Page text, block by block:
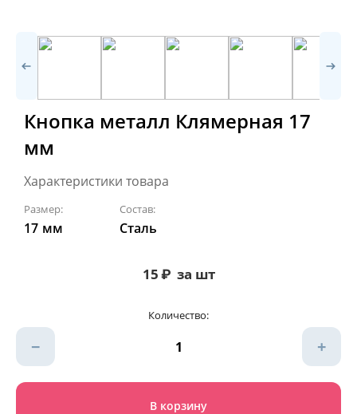
Кнопка металл Клямерная 17
мм
Характеристики товара
Размер:
17 мм
Состав:
Сталь
15₽ за шт
Количество:
+
−
В корзину